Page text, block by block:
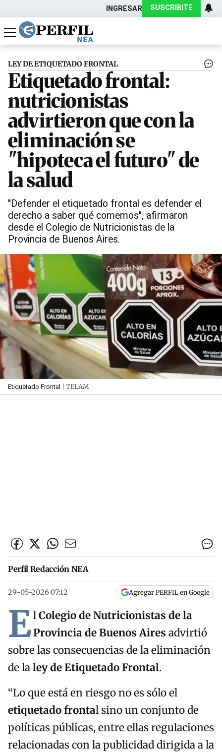
INGRESAR SUSCRIBITE
Política
Economía
Actualidad
LEY DE ETIQUETADO FRONTAL
Etiquetado frontal:
nutricionistas
advirtieron que con la
eliminación se
"hipoteca el futuro" de
la salud
"Defender el etiquetado frontal es defender el
derecho a saber qué comemos", afirmaron
desde el Colegio de Nutricionistas de la
Provincia de Buenos Aires.
Etiquetado Frontal | TELAM
Perfil Redacción NEA
29-05-2026 07:12 Agregar PERFIL en Google
ElColegio de Nutricionistas de la
Provincia de Buenos Aires advirtió
sobre las consecuencias de la eliminación
de laley de Etiquetado Frontal.
“Lo que está en riesgo no es sólo el
etiquetado frontal sino un conjunto de
políticas públicas, entre ellas regulaciones
relacionadas con la publicidad dirigida a la